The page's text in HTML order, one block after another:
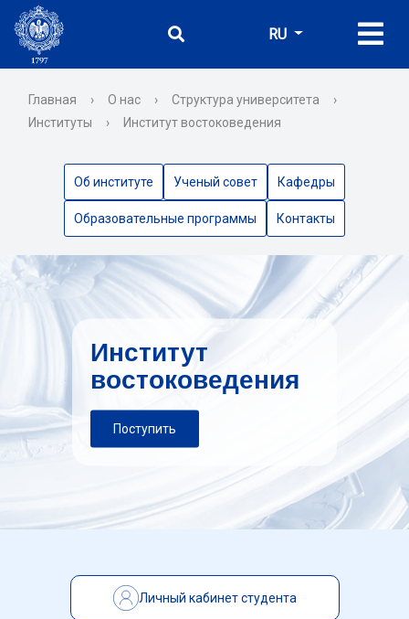
RU
Главная › О нас › Структура университета
›
Институты
› Институт востоковедения
Об институте Ученый совет Кафедры
Образовательные программы Контакты
Институт
востоковедения
Поступить
Личный кабинет студента